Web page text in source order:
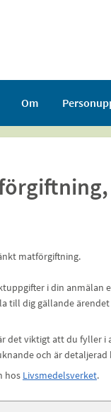
Om
matförgiftning.
i din anmälan
till dig gällande
det viktigt att du fyller i
och är
hos Livsmedelsverket.